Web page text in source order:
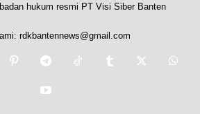
hukum resmi PT Visi Siber Banten
rdkbantennews@gmail.com